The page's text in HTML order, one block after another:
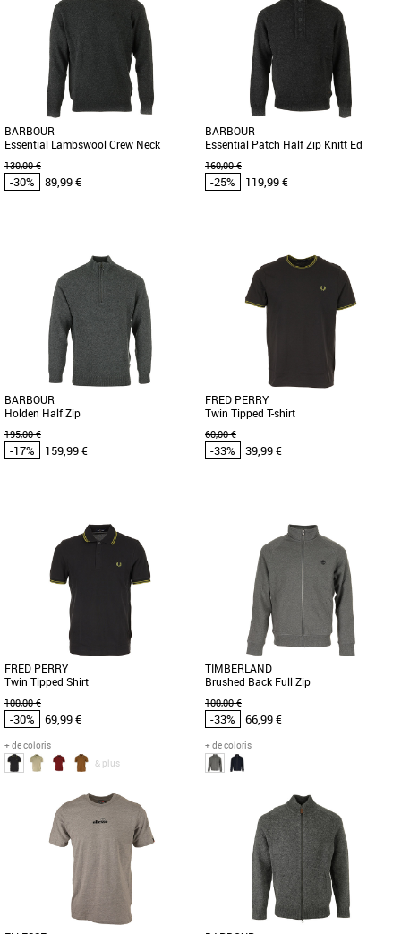
Vêtements pas cher et Promos
Vêtements
Ce Sweatshirt à capuche à la coupe
regular convient parfaitement à tout
type de morphologie et propose [...]
Vêtements pas cher et Promos
Vêtements
Conçu pour épouser parfaitement la
silhouette, il vous offre un look
classique et intemporel. Nous [...]
BARBOUR
Essential Lambswool Crew Neck
130,00 €
-30% 89,99 €
Vêtements pas cher et Promos
Vêtements
Barbour vous propose cet élégant pull
en laine à col rond, le Essential
Lambswool Crew Neck Sweater.
Fabriqué [...]
BARBOUR
Essential Patch Half Zip Knitt Ed
160,00 €
-25% 119,99 €
Vêtements pas cher et Promos
Vêtements
Ajoutez de la chaleur à votre look cette
saison avec le Men's Barbour Essential
Patch Half Zip Knited [...]
BARBOUR
Holden Half Zip
195,00 €
-17% 159,99 €
Vêtements pas cher et Promos
Vêtements
Barbour vous propose cet élégant pull
en laine Holden avec un col zippé.
Fabriqué dans une belle [...]
FRED PERRY
Twin Tipped T-shirt
60,00 €
-33% 39,99 €
Vêtements pas cher et Promos
Découvrez le T-shirt Twin Tipped de
Fred Perry, un incontournable de la
mode masculine qui allie confort [...]
FRED PERRY
Twin Tipped Shirt
100,00 €
-30% 69,99 €
+ de coloris
& plus
Vêtements pas cher et Promos
Vêtements
Découvrez le Polo Twin Tipped de Fred
Perry, un incontournable pour les
hommes qui souhaitent allier [...]
TIMBERLAND
Brushed Back Full Zip
100,00 €
-33% 66,99 €
+ de coloris
Vêtements pas cher et Promos
Vêtements
Conçu pour le quotidien, ce modèle à
col cheminée zippé sur toute la
longueur offre un confort doux [...]